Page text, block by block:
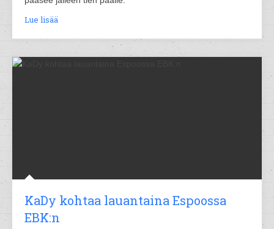
Lue lisää
KaDy kohtaa lauantaina Espoossa
EBK:n